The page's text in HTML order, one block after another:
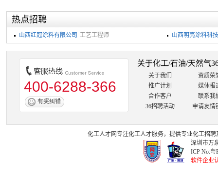
热点招聘
山西红冠涂料有限公司 工艺工程师 山西明亮涂料科
400-6288-366
有奖纠错
关于化工/石油/天然气
关于我们
资质荣
推广计划
媒体报
合作客户
联系我
36招聘活动
申请友情
化工人才网专注化工人才服务，提供专业化工招聘
深圳市万
ICP No:粤
软件企业